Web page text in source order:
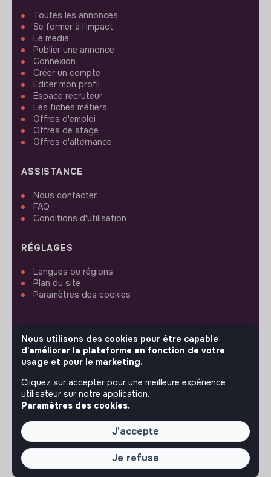
Toutes les annonces
Se former à l'impact
Le media
Publier une annonce
Connexion
Créer un compte
Editer mon profil
Espace recruteur
Les fiches métiers
Offres d'emploi
Offres de stage
Offres d'alternance
ASSISTANCE
Nous contacter
FAQ
Conditions d'utilisation
RÉGLAGES
Langues ou régions
Plan du site
Paramètres des cookies
SUIVEZ-NOUS
© 2026 jobs that makesense.
Nous utilisons des cookies pour être capable
d'améliorer la plateforme en fonction de votre
usage et pour le marketing.
Cliquez sur accepter pour une meilleure expérience
utilisateur sur notre application.
Paramètres des cookies.
J'accepte
Je refuse